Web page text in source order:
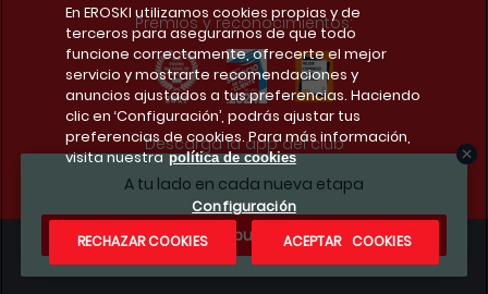
A tu lado en cada nueva etapa
¿Te apuntas?
Premios y reconocimientos:
Descarga la app del club
Condiciones legales
En EROSKI utilizamos cookies propias y de
terceros para asegurarnos de que todo
funcione correctamente, ofrecerte el mejor
servicio y mostrarte recomendaciones y
anuncios ajustados a tus preferencias. Haciendo
clic en ‘Configuración’, podrás ajustar tus
preferencias de cookies. Para más información,
visita nuestra política de cookies
Configuración
RECHAZAR COOKIES
ACEPTAR COOKIES